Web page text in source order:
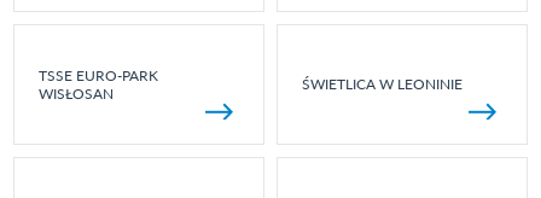
TSSE EURO-PARK
WISŁOSAN
ŚWIETLICA W LEONINIE